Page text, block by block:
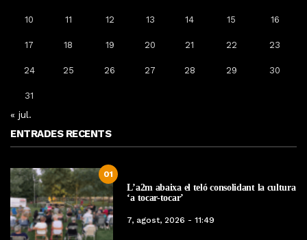
10 11 12 13 14 15 16
17 18 19 20 21 22 23
24 25 26 27 28 29 30
31
« jul.
ENTRADES RECENTS
01
L’a2m abaixa el teló consolidant la cultura
‘a tocar-tocar’
7, agost, 2026 - 11:49